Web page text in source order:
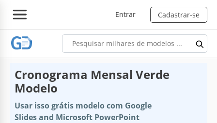
Entrar Cadastrar-se
Cronograma Mensal Verde
Modelo
Usar isso grátis modelo com Google
Slides and Microsoft PowerPoint